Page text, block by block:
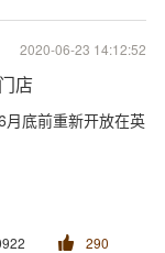
2020-06-23 14:12:52
店
底前重新开放在英
290